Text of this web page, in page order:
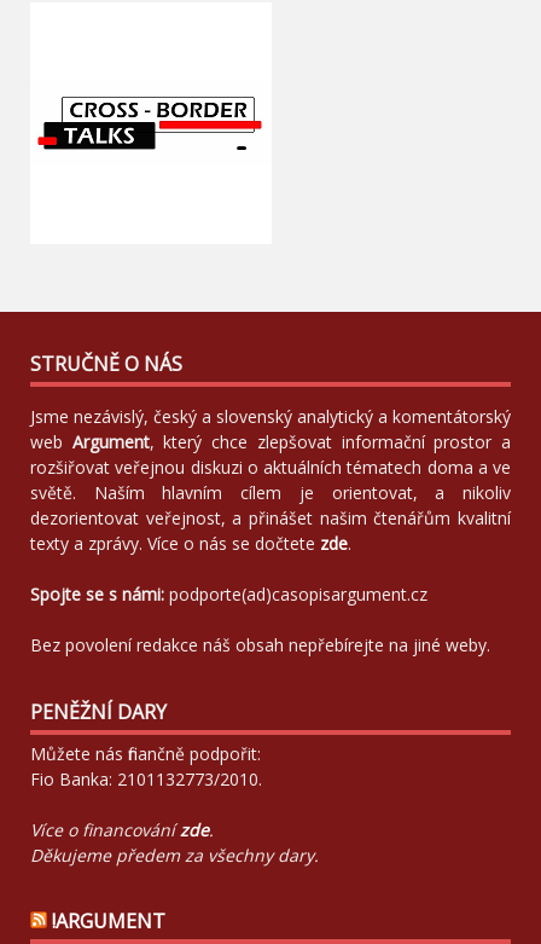
STRUČNĚ O NÁS
Jsme nezávislý, český a slovenský analytický a komentátorský
web Argument, který chce zlepšovat informační prostor a
rozšiřovat veřejnou diskuzi o aktuálních tématech doma a ve
světě. Naším hlavním cílem je orientovat, a nikoliv
dezorientovat veřejnost, a přinášet našim čtenářům kvalitní
texty a zprávy. Více o nás se dočtete zde.
Spojte se s námi: podporte(ad)casopisargument.cz
Bez povolení redakce náš obsah nepřebírejte na jiné weby.
PENĚŽNÍ DARY
Můžete nás finančně podpořit:
Fio Banka: 2101132773/2010.
Více o financovánízde.
Děkujeme předem za všechny dary.
!ARGUMENT